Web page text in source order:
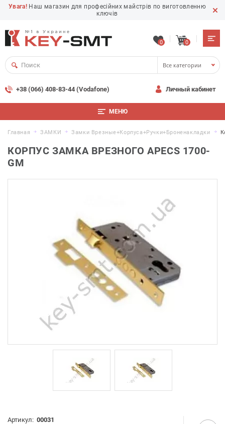
Увага! Наш магазин для професійних майстрів по виготовленню
ключів
0 0
Все категории
+38 (066) 408-83-44 (Vodafone) Личный кабинет
МЕНЮ
Главная ЗАМКИ Замки Врезные+корпуса+ручки+броненакладки
КОРПУС ЗАМКА ВРЕЗНОГО APECS 1700-
GM
Артикул: 00031